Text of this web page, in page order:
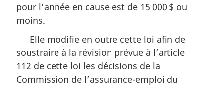
pour l’année en cause est de 15 000 $ ou
moins.
Elle modifie en outre cette loi afin de
soustraire à la révision prévue à l’article
112 de cette loi les décisions de la
Commission de l’assurance-emploi du